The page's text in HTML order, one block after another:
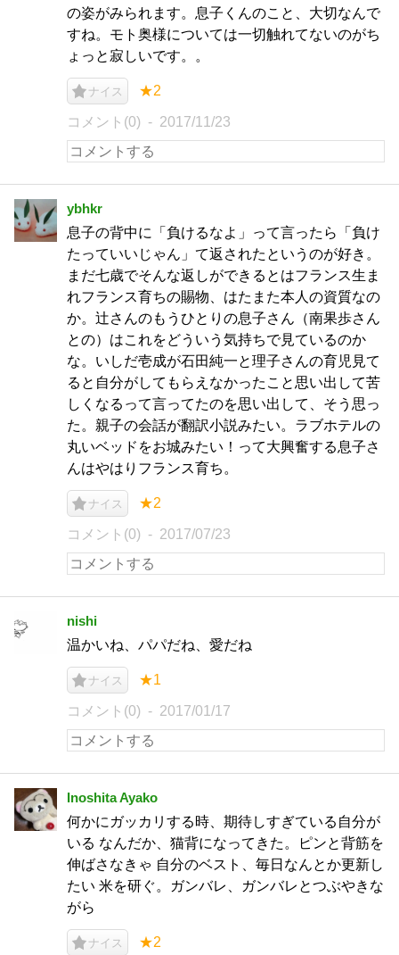
の姿がみられます。息子くんのこと、大切なんで
すね。モト奥様については一切触れてないのがち
ょっと寂しいです。。
ナイス ★2
コメント(0) 2017/11/23
ybhkr
息子の背中に「負けるなよ」って言ったら「負け
たっていいじゃん」て返されたというのが好き。
まだ七歳でそんな返しができるとはフランス生ま
れフランス育ちの賜物、はたまた本人の資質なの
か。辻さんのもうひとりの息子さん（南果歩さん
との）はこれをどういう気持ちで見ているのか
な。いしだ壱成が石田純一と理子さんの育児見て
ると自分がしてもらえなかったこと思い出して苦
しくなるって言ってたのを思い出して、そう思っ
た。親子の会話が翻訳小説みたい。ラブホテルの
丸いベッドをお城みたい！って大興奮する息子さ
んはやはりフランス育ち。
ナイス ★2
コメント(0) 2017/07/23
nishi
温かいね、パパだね、愛だね
ナイス ★1
コメント(0) 2017/01/17
Inoshita Ayako
何かにガッカリする時、期待しすぎている自分が
いる なんだか、猫背になってきた。ピンと背筋を
伸ばさなきゃ 自分のベスト、毎日なんとか更新し
たい 米を研ぐ。ガンバレ、ガンバレとつぶやきな
がら
ナイス ★2